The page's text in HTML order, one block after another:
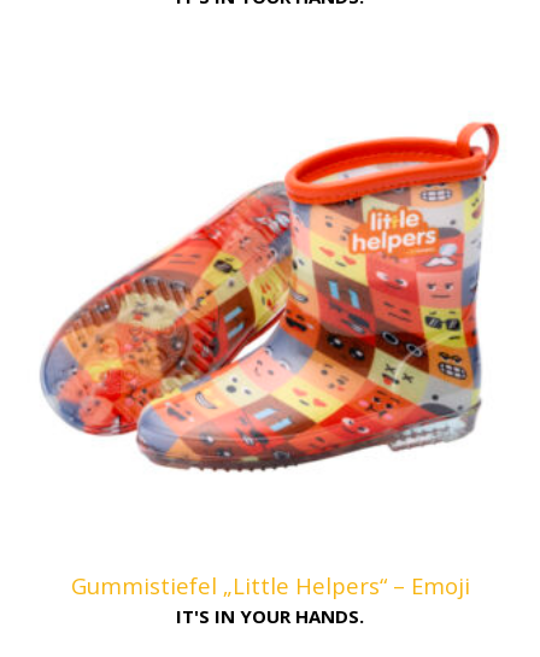
Gummistiefel „Little Helpers“ – Emoji
IT'S IN YOUR HANDS.